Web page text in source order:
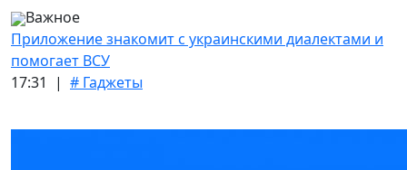
Важное
Приложение знакомит с украинскими диалектами и
помогает ВСУ
17:31 | # Гаджеты